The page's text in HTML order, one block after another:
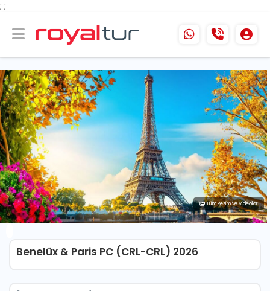
; ;
Tüm Resim ve Videolar
Benelüx & Paris PC (CRL-CRL) 2026